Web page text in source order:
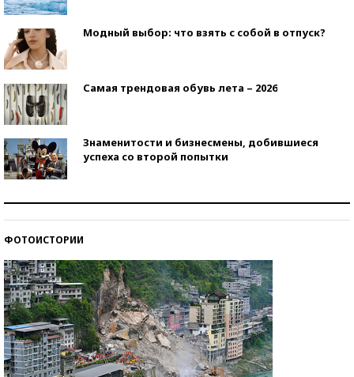
Модный выбор: что взять с собой в отпуск?
Самая трендовая обувь лета – 2026
Знаменитости и бизнесмены, добившиеся
успеха со второй попытки
ФОТОИСТОРИИ